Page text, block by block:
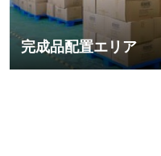
完成品配置エリア